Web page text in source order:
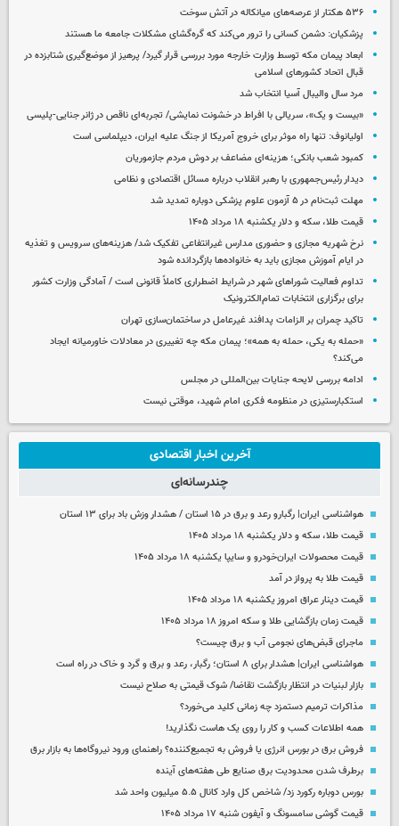
۵۳۶ هکتار از عرصه‌های میانکاله در آتش سوخت
پزشکیان: دشمن کسانی را ترور می‌کند که گره‌گشای مشکلات جامعه ما هستند
ابعاد پیمان مکه توسط وزارت خارجه مورد بررسی قرار گیرد/ پرهیز از موضع‌گیری شتابزده در
قبال اتحاد کشورهای اسلامی
مرد سال والیبال آسیا انتخاب شد
«بیست و یک»، سریالی با افراط در خشونت نمایشی/ تجربه‌ای ناقص در ژانر جنایی-پلیسی
اولیانوف: تنها راه موثر برای خروج آمریکا از جنگ علیه ایران، دیپلماسی است
کمبود شعب بانکی؛ هزینه‌ای مضاعف بر دوش مردم جازموریان
دیدار رئیس‌جمهوری با رهبر انقلاب درباره مسائل اقتصادی و نظامی
مهلت ثبت‌نام در ۵ آزمون علوم پزشکی دوباره تمدید شد
قیمت طلا، سکه و دلار یکشنبه ۱۸ مرداد ۱۴۰۵
نرخ شهریه مجازی و حضوری مدارس غیرانتفاعی تفکیک شد/ هزینه‌های سرویس و تغذیه
در ایام آموزش مجازی باید به خانواده‌ها بازگردانده شود
تداوم فعالیت شوراهای شهر در شرایط اضطراری کاملاً قانونی است / آمادگی وزارت کشور
برای برگزاری انتخابات تمام‌الکترونیک
تاکید چمران بر الزامات پدافند غیرعامل در ساختمان‌سازی تهران
«حمله به یکی، حمله به همه»؛ پیمان مکه چه تغییری در معادلات خاورمیانه ایجاد
می‌کند؟
ادامه بررسی لایحه جنایات بین‌المللی در مجلس
استکبارستیزی در منظومه فکری امام شهید، موقتی نیست
آخرین اخبار اقتصادی
چندرسانه‌ای
هواشناسی ایران| رگبارو رعد و برق در ۱۵ استان / هشدار وزش باد برای ۱۳ استان‌
قیمت طلا، سکه و دلار یکشنبه ۱۸ مرداد ۱۴۰۵
قیمت محصولات ایران‌خودرو و سایپا یکشنبه ۱۸ مرداد ۱۴۰۵
قیمت طلا به پرواز در آمد
قیمت دینار عراق امروز یکشنبه ۱۸ مرداد ۱۴۰۵
قیمت زمان بازگشایی طلا و سکه امروز ۱۸ مرداد ۱۴۰۵
ماجرای قبض‌های نجومی آب و برق چیست؟
هواشناسی ایران| هشدار برای ۸ استان؛ رگبار، رعد و برق و گرد و خاک در راه است
بازار لبنیات در انتظار بازگشت تقاضا/ شوک قیمتی به صلاح نیست
مذاکرات ترمیم دستمزد چه زمانی کلید می‌خورد؟
همه اطلاعات کسب‌ و کار را روی یک هاست نگذارید!
فروش برق در بورس انرژی یا فروش به تجمیع‌کننده؟ راهنمای ورود نیروگاه‌ها به بازار برق
برطرف شدن محدودیت‌ برق صنایع طی هفته‌های آینده
بورس دوباره رکورد زد/ شاخص کل وارد کانال ۵.۵ میلیون واحد شد
قیمت گوشی سامسونگ و آیفون شنبه ۱۷ مرداد ۱۴۰۵